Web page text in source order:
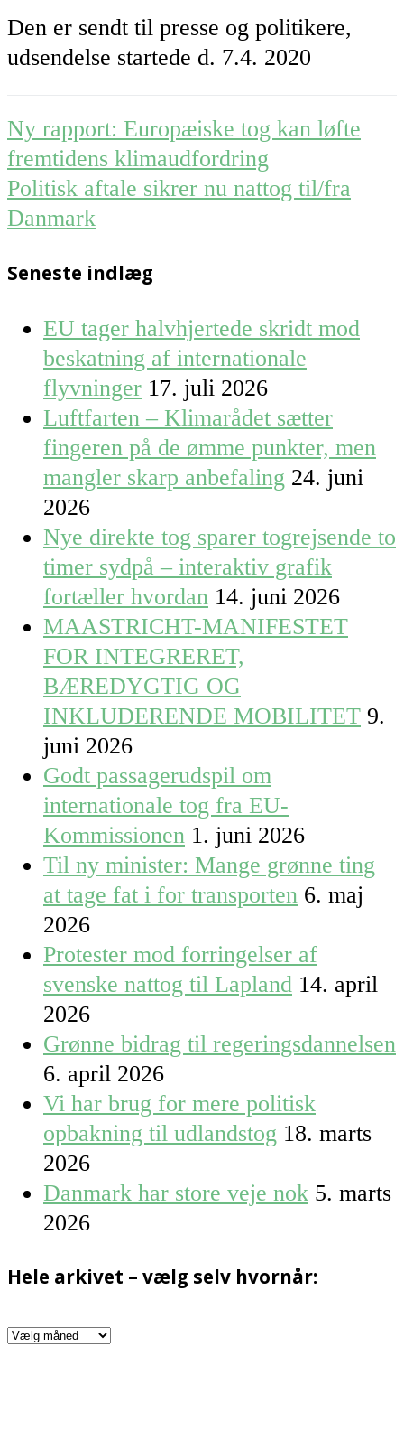
Den er sendt til presse og politikere,
udsendelse startede d. 7.4. 2020
Post
navigation
Ny rapport: Europæiske tog kan løfte
fremtidens klimaudfordring
Politisk aftale sikrer nu nattog til/fra
Danmark
Seneste indlæg
EU tager halvhjertede skridt mod
beskatning af internationale
flyvninger 17. juli 2026
Luftfarten – Klimarådet sætter
fingeren på de ømme punkter, men
mangler skarp anbefaling 24. juni
2026
Nye direkte tog sparer togrejsende to
timer sydpå – interaktiv grafik
fortæller hvordan 14. juni 2026
MAASTRICHT-MANIFESTET
FOR INTEGRERET,
BÆREDYGTIG OG
INKLUDERENDE MOBILITET 9.
juni 2026
Godt passagerudspil om
internationale tog fra EU-
Kommissionen 1. juni 2026
Til ny minister: Mange grønne ting
at tage fat i for transporten 6. maj
2026
Protester mod forringelser af
svenske nattog til Lapland 14. april
2026
Grønne bidrag til regeringsdannelsen
6. april 2026
Vi har brug for mere politisk
opbakning til udlandstog 18. marts
2026
Danmark har store veje nok 5. marts
2026
Hele arkivet – vælg selv hvornår:
Hele